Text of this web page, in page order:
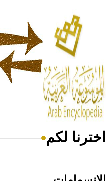
الحكم، الأدلة، تنظيم
له الفضل بأنه حرر الطب من
- هل تعلم أن المرجان إفراز
من مادة كربونات الكلسيوم،
أجود أنواعه، ويمتاز بكبر
هل تعلم أن الأبسيد كلمة
اخترنا لكم